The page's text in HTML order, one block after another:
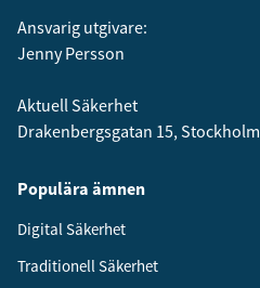
Ansvarig utgivare:
Jenny Persson
Aktuell Säkerhet
Drakenbergsgatan 15, Stockholm
Populära ämnen
Digital Säkerhet
Traditionell Säkerhet